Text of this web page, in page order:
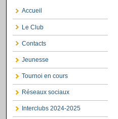
Accueil
Le Club
Contacts
Jeunesse
Tournoi en cours
Réseaux sociaux
Interclubs 2024-2025